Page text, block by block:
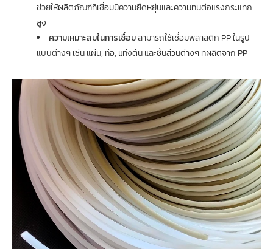
ช่วยให้ผลิตภัณฑ์ที่เชื่อมมีความยืดหยุ่นและความทนต่อแรงกระแทก
สูง
ความเหมาะสมในการเชื่อมสามารถใช้เชื่อมพลาสติก PP ในรูป
แบบต่างๆ เช่น แผ่น, ท่อ, แท่งตัน และชิ้นส่วนต่างๆ ที่ผลิตจาก PP